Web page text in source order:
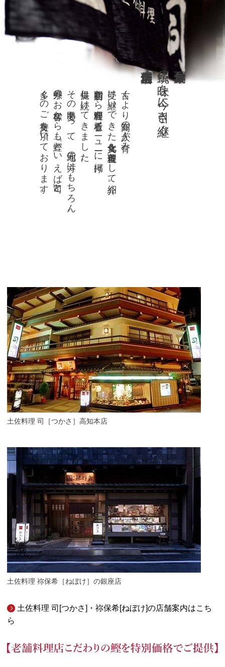
土佐料理 司［つかさ］高知本店
土佐料理 祢保希［ねぼけ］の銀座店
創業百年。
伝統の味を今に引き継ぐ
老舗土佐料理店。
古くより高知の人々が育み、
受け継いできた食文化を「土佐料理」として紹介。
開店当初から鰹料理を看板メニューに掲げ、
提供し続けてきました。
その甲斐あって、地元の方はもちろん、
県外のお客様からも「鰹といえば司」と、
多くのご支持を頂いております。
土佐料理 司[つかさ]・祢保希[ねぼけ]の店舗案内はこち
ら